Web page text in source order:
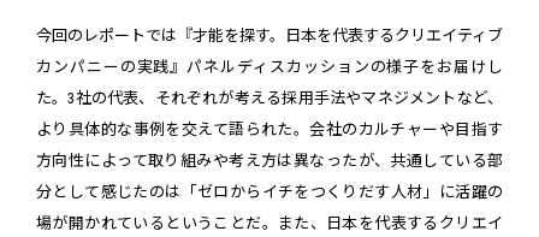
今回のレポートでは『才能を探す。日本を代表するクリエイティブ
カンパニーの実践』パネルディスカッションの様子をお届けし
た。3社の代表、それぞれが考える採用手法やマネジメントなど、
より具体的な事例を交えて語られた。会社のカルチャーや目指す
方向性によって取り組みや考え方は異なったが、共通している部
分として感じたのは「ゼロからイチをつくりだす人材」に活躍の
場が開かれているということだ。また、日本を代表するクリエイ